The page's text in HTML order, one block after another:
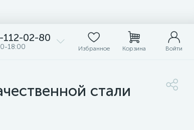
02-80
18:00 Избранное Корзина Войти
стали